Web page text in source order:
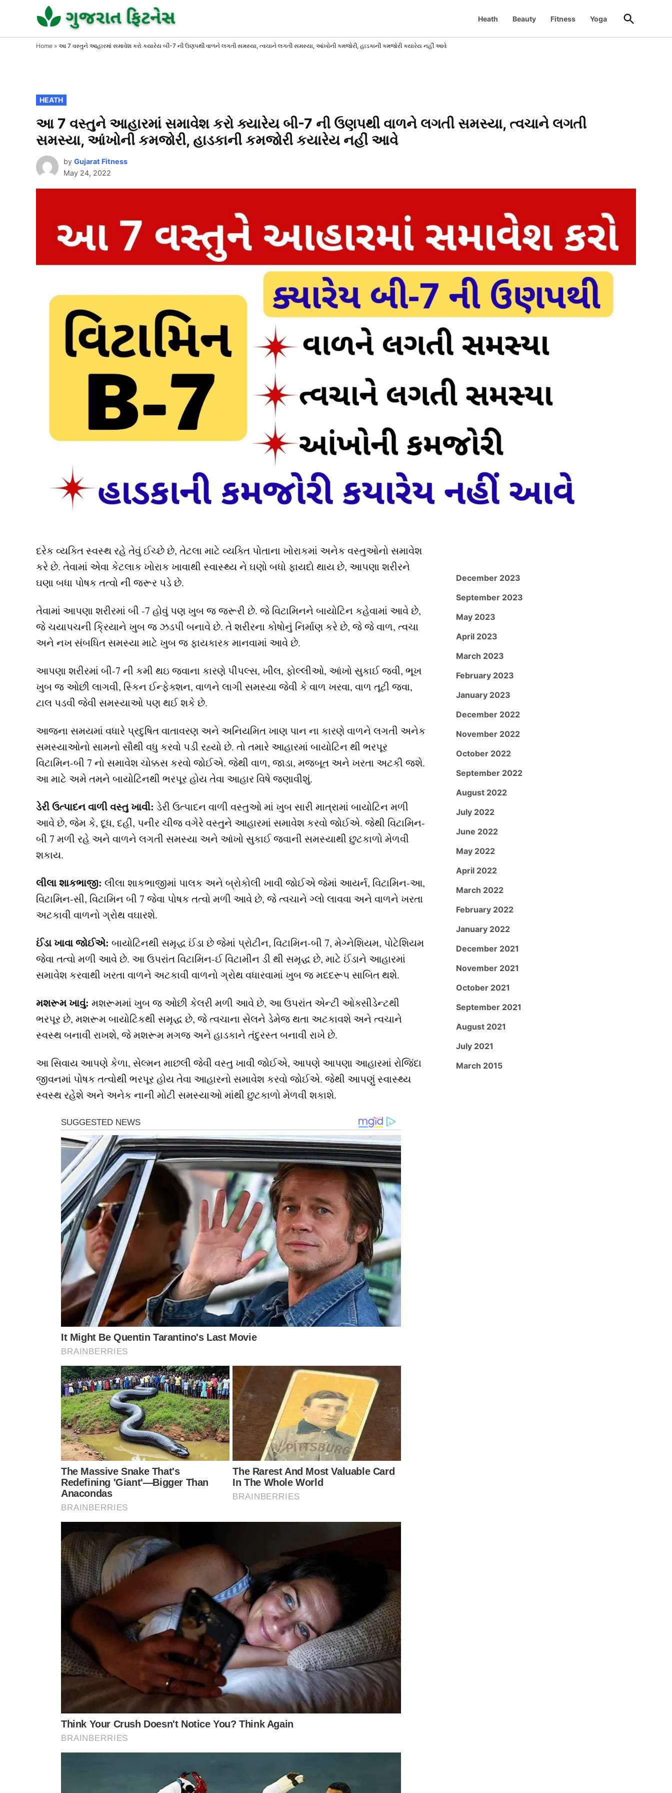
content
FITNESS
Heath Beauty Fitness Yoga
Open
Search
Home » આ 7 વસ્તુને આહારમાં સમાવેશ કરો ક્યારેય બી-7 ની ઉણપથી વાળને લગતી સમસ્યા, ત્વચાને લગતી સમસ્યા, આંખોની કમજોરી, હાડકાની કમજોરી કયારેય નહીં આવે
POSTED
IN
HEATH
આ 7 વસ્તુને આહારમાં સમાવેશ કરો ક્યારેય બી-7 ની ઉણપથી વાળને લગતી સમસ્યા, ત્વચાને લગતી
સમસ્યા, આંખોની કમજોરી, હાડકાની કમજોરી કયારેય નહીં આવે
by Gujarat Fitness
May 24, 2022
દરેક વ્યક્તિ સ્વસ્થ રહે તેવું ઈચ્છે છે, તેટલા માટે વ્યક્તિ પોતાના ખોરાકમાં અનેક વસ્તુઓનો સમાવેશ
કરે છે. તેવામાં એવા કેટલાક ખોરાક ખાવાથી સ્વાસ્થ્ય ને ઘણો બધો ફાયદો થાય છે, આપણા શરીરને
ઘણા બધા પોષક તત્વો ની જરૂર પડે છે.
તેવામાં આપણા શરીરમાં બી -7 હોવું પણ ખુબ જ જરૂરી છે. જે વિટામિનને બાયોટિન કહેવામાં આવે છે,
જે ચયાપચની ક્રિયાને ખુબ જ ઝડપી બનાવે છે. તે શરીરના કોષોનું નિર્માણ કરે છે, જે જે વાળ, ત્વચા
અને નખ સંબધિત સમસ્યા માટે ખુબ જ ફાયકારક માનવામાં આવે છે.
આપણા શરીરમાં બી-7 ની કમી થઇ જવાના કારણે પીપલ્સ, ખીલ, ફોલ્લીઓ, આંખો સુકાઈ જવી, ભૂખ
ખુબ જ ઓછી લાગવી, સ્કિન ઈન્ફેક્શન, વાળને લાગી સમસ્યા જેવી કે વાળ ખરવા, વાળ તૂટી જવા,
ટાલ પડવી જેવી સમસ્યાઓ પણ થઈ શકે છે.
આજના સમયમાં વધારે પ્રદુષિત વાતાવરણ અને અનિયમિત ખાણ પાન ના કારણે વાળને લગતી અનેક
સમસ્યાઓનો સામનો સૌથી વધુ કરવો પડી રહ્યો છે. તો તમારે આહારમાં બાયોટિન થી ભરપૂર
વિટામિન-બી 7 નો સમાવેશ ચોક્કસ કરવો જોઈએ. જેથી વાળ, જાડા, મજબૂત અને ખરતા અટકી જશે.
આ માટે અમે તમને બાયોટિનથી ભરપૂર હોય તેવા આહાર વિષે જણાવીશું.
ડેરી ઉત્પાદન વાળી વસ્તુ ખાવી: ડેરી ઉત્પાદન વાળી વસ્તુઓ માં ખુબ સારી માત્રામાં બાયોટિન મળી
આવે છે, જેમ કે, દૂધ, દહીં, પનીર ચીજ વગેરે વસ્તુને આહારમાં સમાવેશ કરવો જોઈએ. જેથી વિટામિન-
બી 7 મળી રહે અને વાળને લગતી સમસ્યા અને આંખો સુકાઈ જવાની સમસ્યાથી છુટકાળો મેળવી
શકાય.
લીલા શાકભાજી: લીલા શાકભાજીમાં પાલક અને બ્રોકોલી ખાવી જોઈએ જેમાં આયર્ન, વિટામિન-આ,
વિટામિન-સી, વિટામિન બી 7 જેવા પોષક તત્વો મળી આવે છે, જે ત્વચાને ગ્લો લાવવા અને વાળને ખરતા
અટકાવી વાળનો ગ્રોથ વઘારશે.
ઈંડા ખાવા જોઈએ: બાયોટિનથી સમૃદ્ધ ઈંડા છે જેમાં પ્રોટીન, વિટામિન-બી 7, મેગ્નેશિયમ, પોટેશિયમ
જેવા તત્વો મળી આવે છે. આ ઉપરાંત વિટામિન-ઈ વિટામીન ડી થી સમૃદ્ધ છે, માટે ઈંડાને આહારમાં
સમાવેશ કરવાથી ખરતા વાળને અટકાવી વાળનો ગ્રોથ વધારવામાં ખુબ જ મદદરૂપ સાબિત થશે.
મશરૂમ ખાવું: મશરૂમમાં ખુબ જ ઓછી કેલરી મળી આવે છે, આ ઉપરાંત એન્ટી ઓક્સીડેન્ટથી
ભરપૂર છે, મશરૂમ બાયોટિકથી સમૃદ્ધ છે, જે ત્વચાના સેલને ડેમેજ થતા અટકાવશે અને ત્વચાને
સ્વસ્થ બનાવી રાખશે, જે મશરૂમ મગજ અને હાડકાને તંદુરસ્ત બનાવી રાખે છે.
આ સિવાય આપણે કેળા, સેલ્મન માછલી જેવી વસ્તુ ખાવી જોઈએ, આપણે આપણા આહારમાં રોજિંદા
જીવનમાં પોષક તત્વોથી ભરપૂર હોય તેવા આહારનો સમાવેશ કરવો જોઈએ. જેથી આપણું સ્વાસ્થ્ય
સ્વસ્થ રહેશે અને અનેક નાની મોટી સમસ્યાઓ માંથી છુટકાળો મેળવી શકાશે.
December 2023
September 2023
May 2023
April 2023
March 2023
February 2023
January 2023
December 2022
November 2022
October 2022
September 2022
August 2022
July 2022
June 2022
May 2022
April 2022
March 2022
February 2022
January 2022
December 2021
November 2021
October 2021
September 2021
August 2021
July 2021
March 2015